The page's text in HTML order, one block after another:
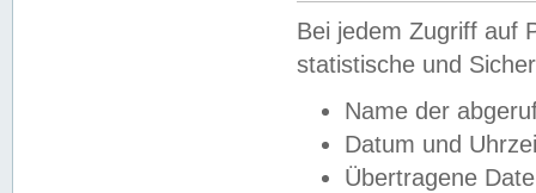
Bei jedem Zugriff auf
statistische und
Name der
Datum und
Übertragene